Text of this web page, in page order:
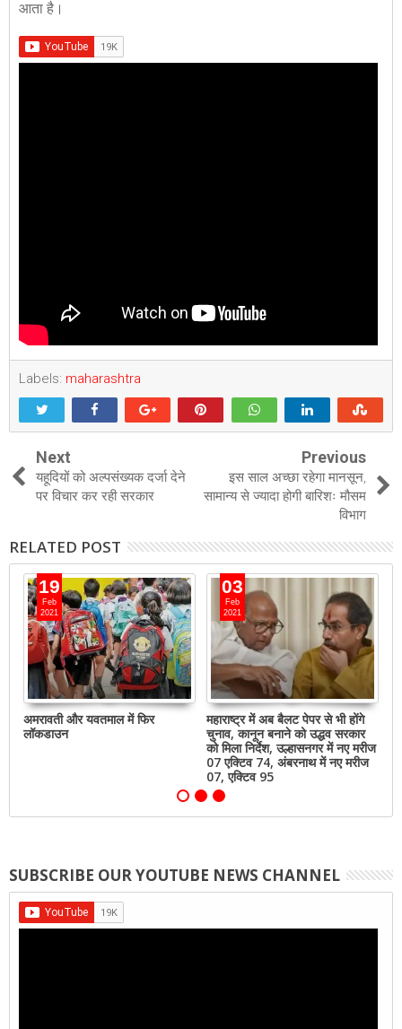
आता है।
Labels: maharashtra
Next
यहूदियों को अल्पसंख्यक दर्जा देने
पर विचार कर रही सरकार
Previous
इस साल अच्‍छा रहेगा मानसून,
सामान्‍य से ज्‍यादा होगी बारि‍शः मौसम
विभाग
RELATED POST
19
Feb
2021
अमरावती और यवतमाल में फिर
लॉकडाउन
03
Feb
2021
महाराष्ट्र में अब बैलट पेपर से भी होंगे
चुनाव, कानून बनाने को उद्धव सरकार
को मिला निर्देश, उल्हासनगर में नए मरीज
07 एक्टिव 74, अंबरनाथ में नए मरीज
07, एक्टिव 95
SUBSCRIBE OUR YOUTUBE NEWS CHANNEL